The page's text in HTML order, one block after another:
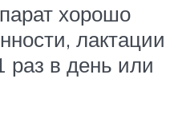
хорошо
лактации
раз в день или